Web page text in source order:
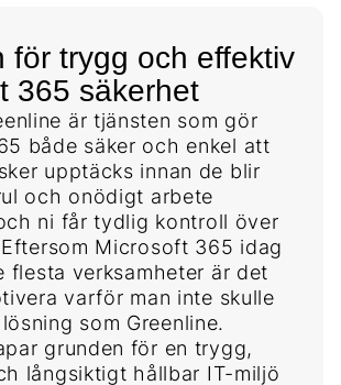
för trygg och effektiv
365 säkerhet
är tjänsten som gör
både säker och enkel att
upptäcks innan de blir
och onödigt arbete
ni får tydlig kontroll över
Microsoft 365 idag
flesta verksamheter är det
varför man inte skulle
som Greenline.
grunden för en trygg,
långsiktigt hållbar IT-miljö